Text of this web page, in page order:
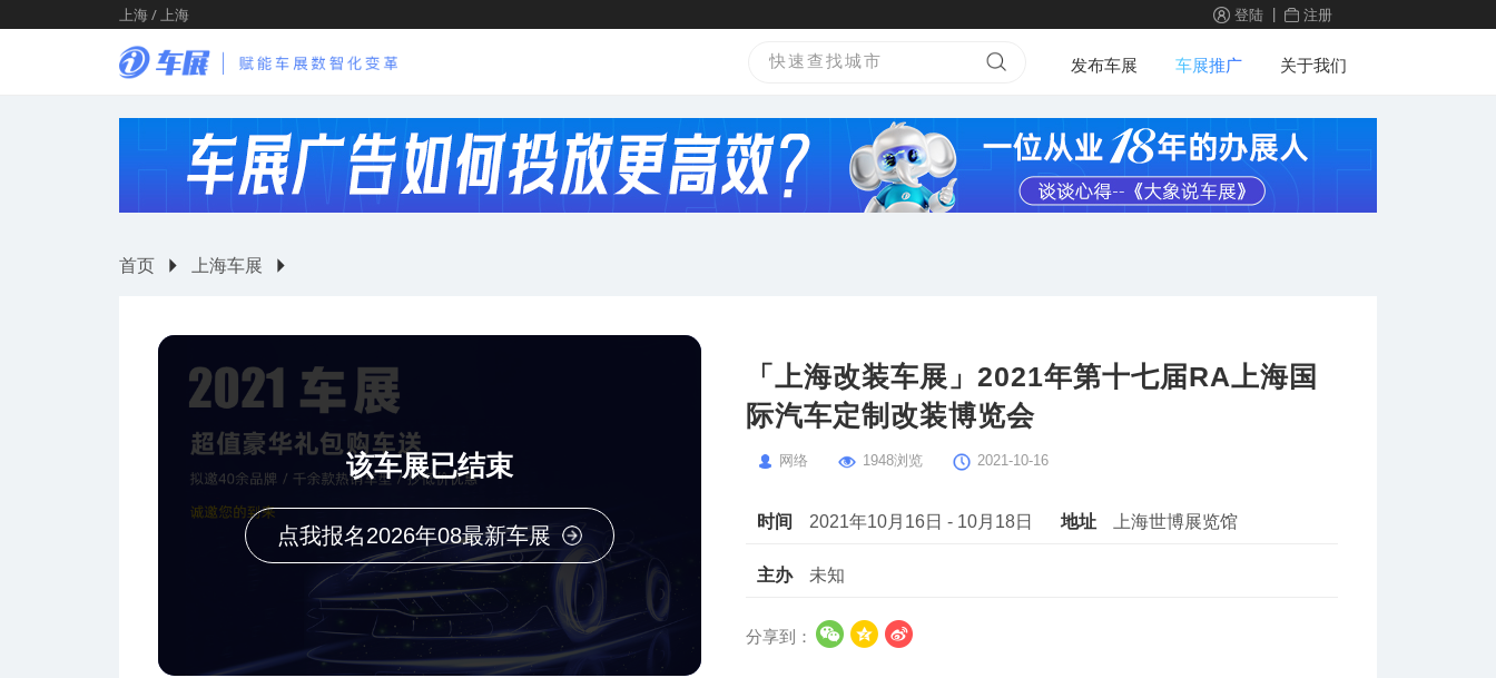
上海 / 上海 登陆 | 注册
发布车展 车展推广 关于我们
首页 上海车展
该车展已结束
点我报名2026年08最新车展
「上海改装车展」2021年第十七届RA上海国
际汽车定制改装博览会
网络 1948浏览 2021-10-16
时间 2021年10月16日 - 10月18日 地址 上海世博展览馆
主办 未知
分享到：